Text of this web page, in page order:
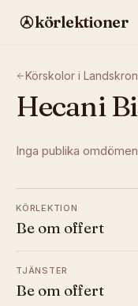
körlektioner
Körskolor i
Hecani
Inga publika
KÖRLEKTION
Be om offert
TJÄNSTER
Be om offert